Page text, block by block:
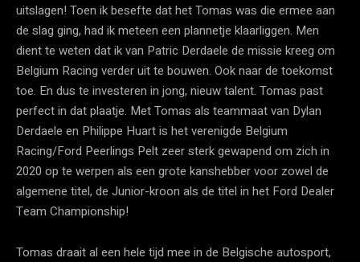
uitslagen! Toen ik besefte dat het Tomas was die ermee aan
de slag ging, had ik meteen een plannetje klaarliggen. Men
dient te weten dat ik van Patric Derdaele de missie kreeg om
Belgium Racing verder uit te bouwen. Ook naar de toekomst
toe. En dus te investeren in jong, nieuw talent. Tomas past
perfect in dat plaatje. Met Tomas als teammaat van Dylan
Derdaele en Philippe Huart is het verenigde Belgium
Racing/Ford Peerlings Pelt zeer sterk gewapend om zich in
2020 op te werpen als een grote kanshebber voor zowel de
algemene titel, de Junior-kroon als de titel in het Ford Dealer
Team Championship!
Tomas draait al een hele tijd mee in de Belgische autosport,